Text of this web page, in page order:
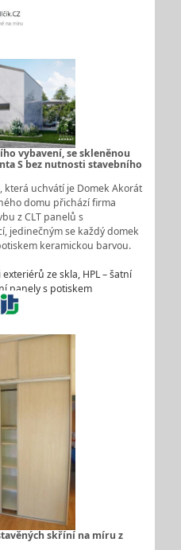
vybavení, se skleněnou
S bez nutnosti stavebního
která uchvátí je Domek Akorát
domu přichází firma
z CLT panelů s
jedinečným se každý domek
keramickou barvou.
ze skla, HPL – šatní
panely s potiskem
skříní na míru z